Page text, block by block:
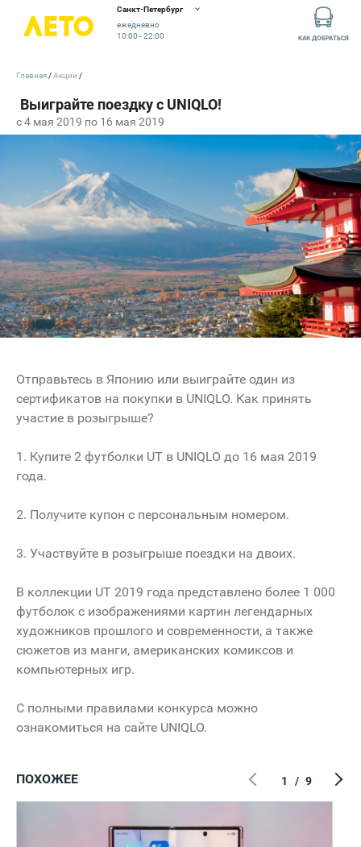
Санкт-Петербург
ежедневно
10:00 - 22:00
КАК ДОБРАТЬСЯ
c 4 мая 2019 по 16 мая 2019
Главная Акции
Отправьтесь в Японию или выиграйте один из
сертификатов на покупки в UNIQLO. Как принять
участие в розыгрыше?
1. Купите 2 футболки UT в UNIQLO до 16 мая 2019
года.
2. Получите купон с персональным номером.
3. Участвуйте в розыгрыше поездки на двоих.
В коллекции UT 2019 года представлено более 1 000
футболок с изображениями картин легендарных
художников прошлого и современности, а также
сюжетов из манги, американских комиксов и
компьютерных игр.
С полными правилами конкурса можно
ознакомиться на сайте UNIQLO.
ПОХОЖЕЕ 1 / 9